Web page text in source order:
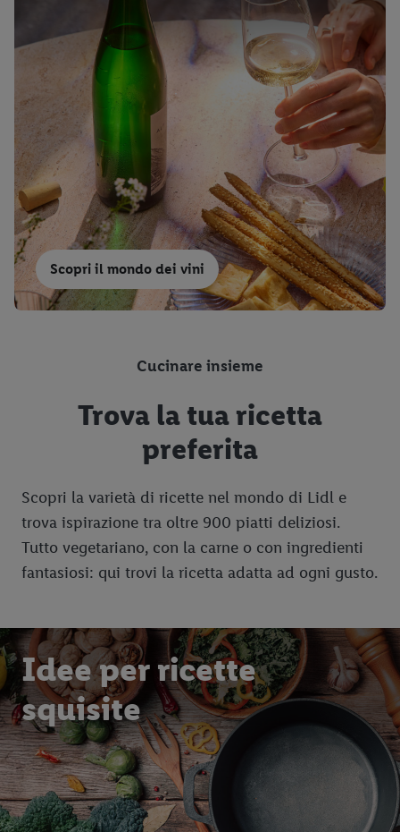
Scopri il mondo dei vini
Cucinare insieme
Trova la tua ricetta
preferita
Scopri la varietà di ricette nel mondo di Lidl e
trova ispirazione tra oltre 900 piatti deliziosi.
Tutto vegetariano, con la carne o con ingredienti
fantasiosi: qui trovi la ricetta adatta ad ogni gusto.
Idee per ricette
squisite